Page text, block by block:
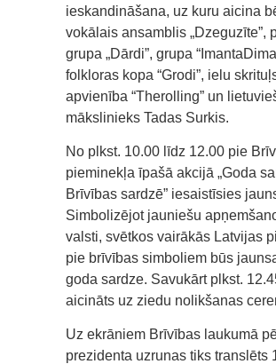
ieskandināšana, uz kuru aicina
vokālais ansamblis „Dzeguzīte”,
grupa „Dārdi”, grupa
folkloras kopa “Grodi”, ielu
apvienība “Therolling” un
mākslinieks Tadas Surkis.
No plkst. 10.00 līdz 12.00 pie
pieminekļa īpašā akcijā „Goda
Brīvības sardzē” iesaistīsies
Simbolizējot jauniešu
valsti, svētkos vairākās Latvijas
pie brīvības simboliem būs
goda sardze. Savukārt plkst.
aicināts uz ziedu nolikšanas
Uz ekrāniem Brīvības laukumā
prezidenta uzrunas tiks translēts